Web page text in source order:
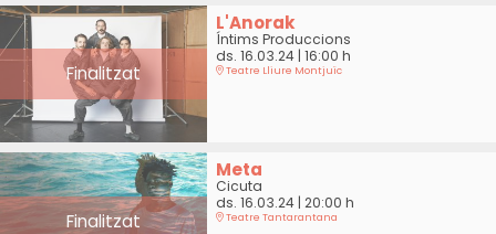
Finalitzat
L'Anorak
Íntims Produccions
ds. 16.03.24| 16:00 h
Teatre Lliure Montjuïc
Finalitzat
Meta
Cicuta
ds. 16.03.24| 20:00 h
Teatre Tantarantana